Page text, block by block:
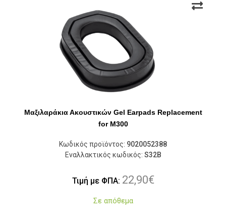
Μαξιλαράκια Ακουστικών Gel Earpads Replacement
for M300
Κωδικός προϊόντος: 9020052388
Εναλλακτικός κωδικός: S32B
Τιμή με ΦΠΑ: 22,90€
Σε απόθεμα